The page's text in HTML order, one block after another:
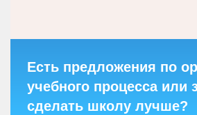
Есть предложения по
учебного процесса или
сделать школу лучше?